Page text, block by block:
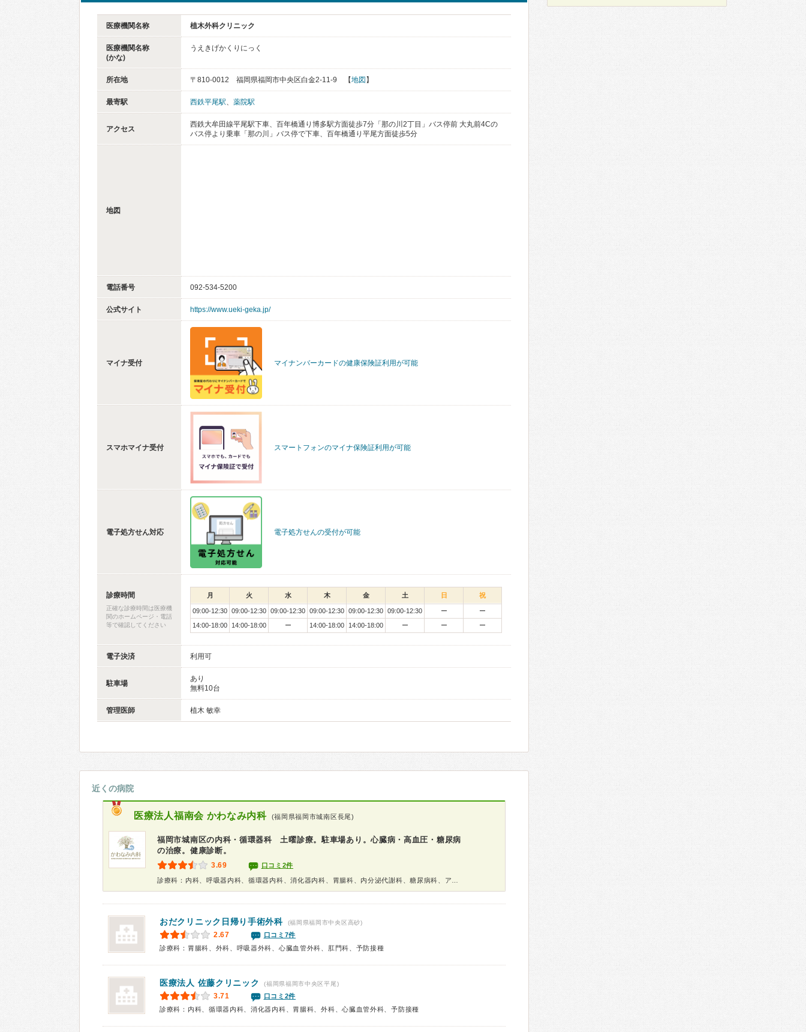
医療機関名称 植木外科クリニック
医療機関名称
(かな)
うえきげかくりにっく
所在地 〒810-0012 福岡県福岡市中央区白金2-11-9 【地図 】
最寄駅 西鉄平尾駅、 薬院駅
アクセス
西鉄大牟田線平尾駅下車、百年橋通り博多駅方面徒歩7分「那の川2丁目」バス停前 大丸前4Cの
バス停より乗車「那の川」バス停で下車、百年橋通り平尾方面徒歩5分
地図
電話番号 092-534-5200
公式サイト https://www.ueki-geka.jp/
マイナ受付 マイナンバーカードの健康保険証利用が可能
スマホマイナ受付 スマートフォンのマイナ保険証利用が可能
電子処方せん対応 電子処方せんの受付が可能
診療時間
正確な診療時間は医療機
関のホームページ・電話
等で確認してください
月 火 水 木 金 土 日 祝
09:00-12:30 09:00-12:30 09:00-12:30 09:00-12:30 09:00-12:30 09:00-12:30 ー
ー
14:00-18:00
14:00-18:00 ー 14:00-18:00 14:00-18:00 ー ー ー
電子決済 利用可
駐車場
あり
無料10台
管理医師 植木 敏幸
近くの病院
医療法人福南会 かわなみ内科 (福岡県福岡市城南区長尾)
福岡市城南区の内科・循環器科 土曜診療。駐車場あり。心臓病・高血圧・糖尿病
の治療。健康診断。
3.69 口コミ2件
おだクリニック日帰り手術外科 (福岡県福岡市中央区高砂)
2.67
口コミ7件
診療科：胃腸科、外科、呼吸器外科、心臓血管外科、肛門科、予防接種
医療法人 佐藤クリニック (福岡県福岡市中央区平尾)
3.71
口コミ2件
診療科：内科、循環器内科、消化器内科、胃腸科、外科、心臓血管外科、予防接種